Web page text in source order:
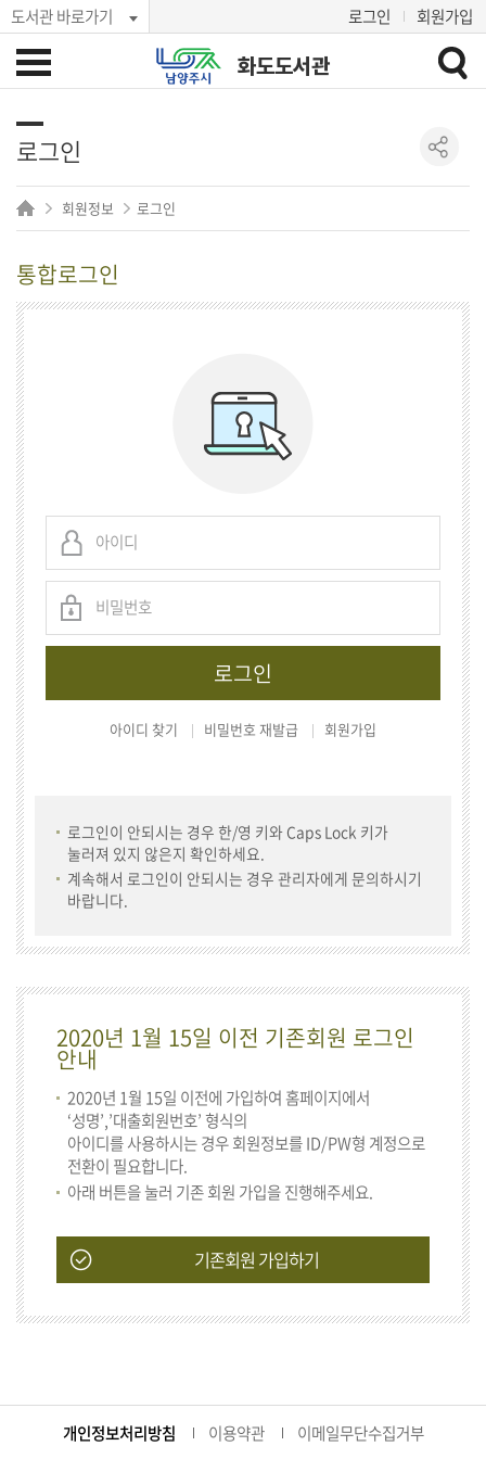
도서관 바로가기 로그인 회원가입
화도도서관
로그인
회원정보 로그인
통합로그인
아이디 찾기 비밀번호 재발급 회원가입
로그인이 안되시는 경우 한/영 키와 Caps Lock 키가
눌러져 있지 않은지 확인하세요.
계속해서 로그인이 안되시는 경우 관리자에게 문의하시기
바랍니다.
2020년 1월 15일 이전 기존회원 로그인
안내
2020년 1월 15일 이전에 가입하여 홈페이지에서
‘성명’,’대출회원번호’ 형식의
아이디를 사용하시는 경우 회원정보를 ID/PW형 계정으로
전환이 필요합니다.
아래 버튼을 눌러 기존 회원 가입을 진행해주세요.
기존회원 가입하기
개인정보처리방침 이용약관 이메일무단수집거부